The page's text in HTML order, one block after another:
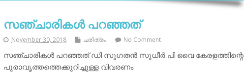
സഞ്ചാരികൾ പറഞ്ഞത്
November 30, 2018 ചരിത്രം No Comment
സഞ്ചാരികൾ പറഞ്ഞത് ഡി സുഗതൻ സുധീർ പി വൈ കേരളത്തിന്റെ
പുരാവൃത്തത്തെക്കുറിച്ചുള്ള വിവരണം